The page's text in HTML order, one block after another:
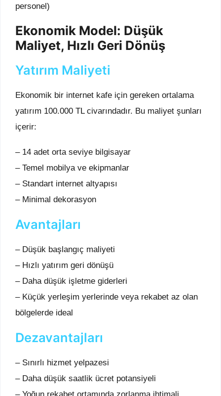
personel)
Ekonomik Model: Düşük
Maliyet, Hızlı Geri Dönüş
Yatırım Maliyeti
Ekonomik bir internet kafe için gereken ortalama
yatırım 100.000 TL civarındadır. Bu maliyet şunları
içerir:
– 14 adet orta seviye bilgisayar
– Temel mobilya ve ekipmanlar
– Standart internet altyapısı
– Minimal dekorasyon
Avantajları
– Düşük başlangıç maliyeti
– Hızlı yatırım geri dönüşü
– Daha düşük işletme giderleri
– Küçük yerleşim yerlerinde veya rekabet az olan
bölgelerde ideal
Dezavantajları
– Sınırlı hizmet yelpazesi
– Daha düşük saatlik ücret potansiyeli
– Yoğun rekabet ortamında zorlanma ihtimali